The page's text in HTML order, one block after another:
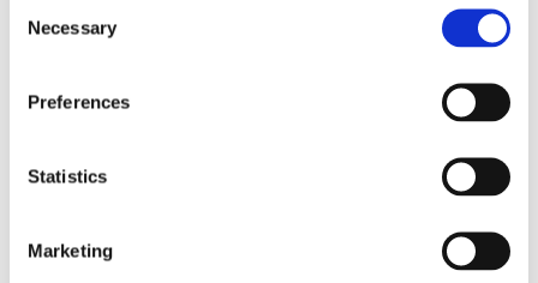
Selection
Necessary
Preferences
Statistics
Marketing
PORSCHE CAYENNE